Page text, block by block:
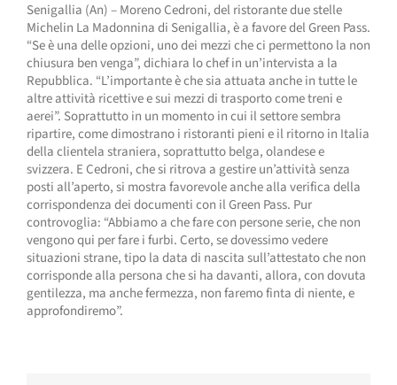
Senigallia (An) – Moreno Cedroni, del ristorante due stelle
Michelin La Madonnina di Senigallia, è a favore del Green Pass.
“Se è una delle opzioni, uno dei mezzi che ci permettono la non
chiusura ben venga”, dichiara lo chef in un’intervista a la
Repubblica. “L’importante è che sia attuata anche in tutte le
altre attività ricettive e sui mezzi di trasporto come treni e
aerei”. Soprattutto in un momento in cui il settore sembra
ripartire, come dimostrano i ristoranti pieni e il ritorno in Italia
della clientela straniera, soprattutto belga, olandese e
svizzera. E Cedroni, che si ritrova a gestire un’attività senza
posti all’aperto, si mostra favorevole anche alla verifica della
corrispondenza dei documenti con il Green Pass. Pur
controvoglia: “Abbiamo a che fare con persone serie, che non
vengono qui per fare i furbi. Certo, se dovessimo vedere
situazioni strane, tipo la data di nascita sull’attestato che non
corrisponde alla persona che si ha davanti, allora, con dovuta
gentilezza, ma anche fermezza, non faremo finta di niente, e
approfondiremo”.